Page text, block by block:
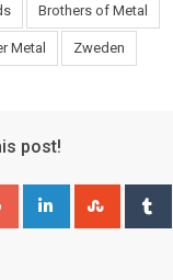
Brothers of Metal
Metal Zweden
post!